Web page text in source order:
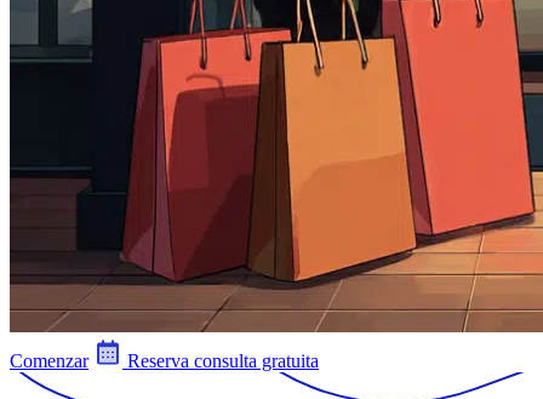
Comenzar Reserva consulta gratuita